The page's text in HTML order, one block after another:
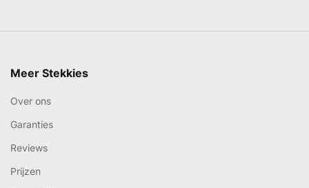
Meer Stekkies
Over ons
Garanties
Reviews
Prijzen